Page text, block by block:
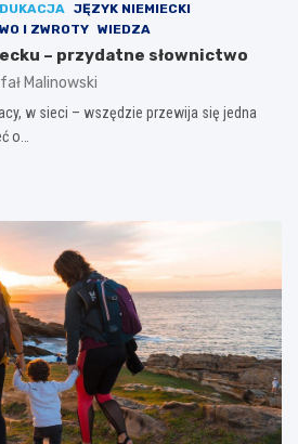
JĘZYK NIEMIECKI
I ZWROTY WIEDZA
– przydatne słownictwo
Malinowski
w sieci – wszędzie przewija się jedna
o…